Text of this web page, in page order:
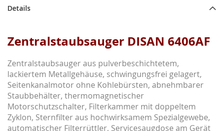
Details
Zentralstaubsauger DISAN 6406AF
Zentralstaubsauger aus pulverbeschichtetem,
lackiertem Metallgehäuse, schwingungsfrei gelagert,
Seitenkanalmotor ohne Kohlebürsten, abnehmbarer
Staubbehälter, thermomagnetischer
Motorschutzschalter, Filterkammer mit doppeltem
Zyklon, Sternfilter aus hochwirksamem Spezialgewebe,
automatischer Filterrüttler, Servicesaugdose am Gerät